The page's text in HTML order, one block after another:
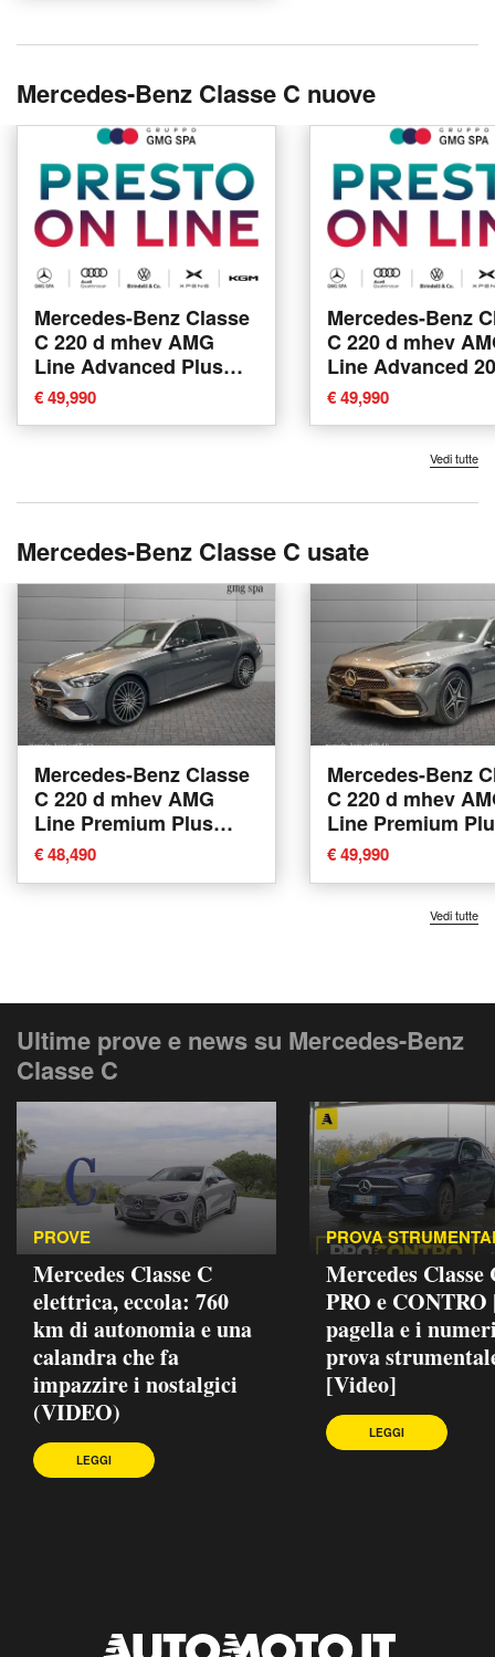
Mercedes-Benz Classe C nuove
Mercedes-Benz Classe
C 220 d mhev AMG
Line Advanced Plus
4matic 200cv auto
nuova a Vinci
€ 49,990
Mercedes-Benz
C 220 d mhev
Line Advanced
auto nuova a
€ 49,990
Vedi tutte
Mercedes-Benz Classe C usate
Mercedes-Benz Classe
C 220 d mhev AMG
Line Premium Plus
4matic 200cv auto del
2025 usata a Vinci
€ 48,490
Mercedes-Benz
C 220 d mhev
Line Premium
4matic 200cv
2025 usata a
€ 49,990
Vedi tutte
Ultime prove e news su Mercedes-Benz
Classe C
PROVE
Mercedes Classe C
elettrica, eccola: 760
km di autonomia e una
calandra che fa
impazzire i nostalgici
(VIDEO)
LEGGI
PROVA
Mercedes Classe
PRO e CONTRO
pagella e i
prova
[Video]
LEGGI